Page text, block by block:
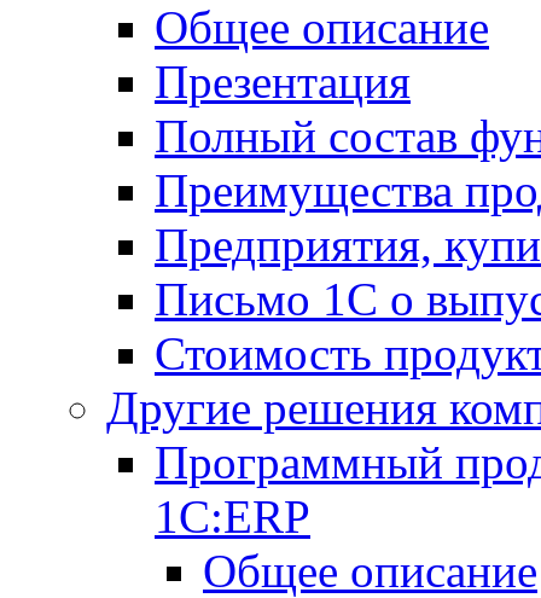
Общее описание
Презентация
Полный состав
Преимущества
Предприятия,
Письмо 1С о
Стоимость
Другие решения
Программный
1С:ERP
Общее описание